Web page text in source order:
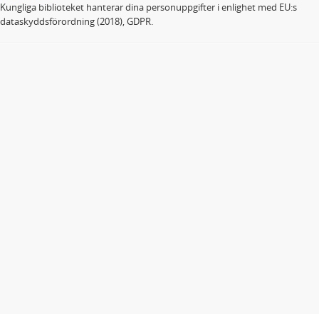
Kungliga biblioteket hanterar dina personuppgifter i enlighet med EU:s
dataskyddsförordning (2018), GDPR.